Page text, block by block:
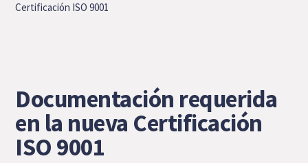
Certificación ISO 9001
Documentación requerida
en la nueva Certificación
ISO 9001